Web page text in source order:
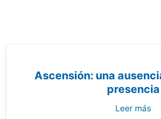
Ascensión: una
presencia
Leer más